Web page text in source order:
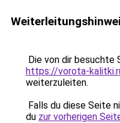
Die von dir besuchte
https://vorota-
weiterzuleiten.
Falls du diese Seite
du zur vorherigen